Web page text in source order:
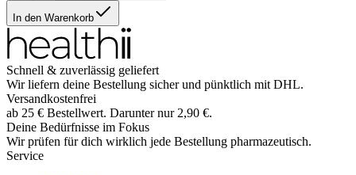
In den Warenkorb
Schnell & zuverlässig geliefert
Wir liefern deine Bestellung sicher und pünktlich mit DHL.
Versandkostenfrei
ab 25 € Bestellwert. Darunter nur 2,90 €.
Deine Bedürfnisse im Fokus
Wir prüfen für dich wirklich jede Bestellung pharmazeutisch.
Service